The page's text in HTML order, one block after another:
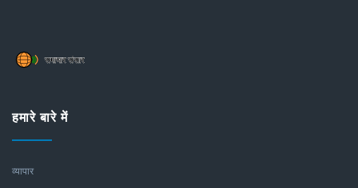
हमारे बारे में
व्यापार